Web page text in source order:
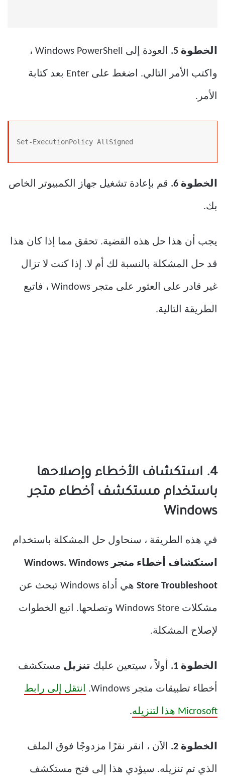
الخطوة 5. العودة إلى Windows PowerShell ،
واكتب الأمر التالي. اضغط على Enter بعد كتابة
الأمر.
Set-ExecutionPolicy AllSigned
الخطوة 6. قم بإعادة تشغيل جهاز الكمبيوتر الخاص
بك.
يجب أن هذا حل هذه القضية. تحقق مما إذا كان هذا
قد حل المشكلة بالنسبة لك أم لا. إذا كنت لا تزال
غير قادر على العثور على متجر Windows ، فاتبع
الطريقة التالية.
4. استكشاف الأخطاء وإصلاحها
باستخدام مستكشف أخطاء متجر
Windows
في هذه الطريقة ، سنحاول حل المشكلة باستخدام
استكشاف أخطاء متجر Windows. Windows
Store Troubleshoot هي أداة Windows تبحث عن
مشكلات Windows Store وتصلحها. اتبع الخطوات
لإصلاح المشكلة.
الخطوة 1. أولاً ، سيتعين عليك تنزيل مستكشف
أخطاء تطبيقات متجر Windows. انتقل إلى رابط
Microsoft هذا لتنزيله .
الخطوة 2. الآن ، انقر نقرًا مزدوجًا فوق الملف
الذي تم تنزيله. سيؤدي هذا إلى فتح مستكشف